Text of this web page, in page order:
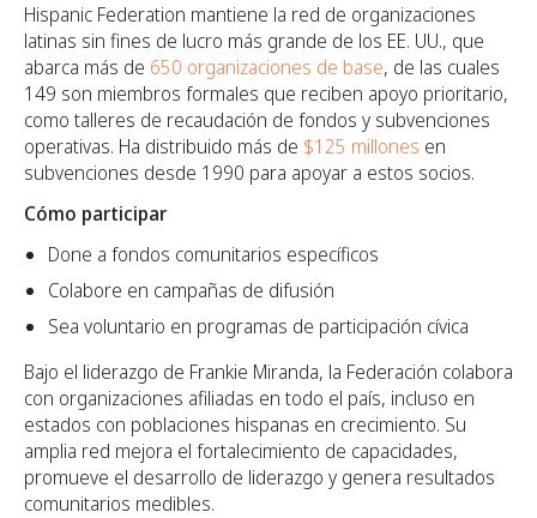
Hispanic Federation mantiene la red de organizaciones
latinas sin fines de lucro más grande de los EE. UU., que
abarca más de 650 organizaciones de base, de las cuales
149 son miembros formales que reciben apoyo prioritario,
como talleres de recaudación de fondos y subvenciones
operativas. Ha distribuido más de $125 millones en
subvenciones desde 1990 para apoyar a estos socios.
Cómo participar
Done a fondos comunitarios específicos
Colabore en campañas de difusión
Sea voluntario en programas de participación cívica
Bajo el liderazgo de Frankie Miranda, la Federación colabora
con organizaciones afiliadas en todo el país, incluso en
estados con poblaciones hispanas en crecimiento. Su
amplia red mejora el fortalecimiento de capacidades,
promueve el desarrollo de liderazgo y genera resultados
comunitarios medibles.